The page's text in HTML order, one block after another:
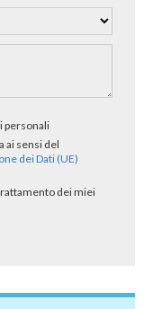
personali
ai sensi del
dei Dati (UE)
dei miei